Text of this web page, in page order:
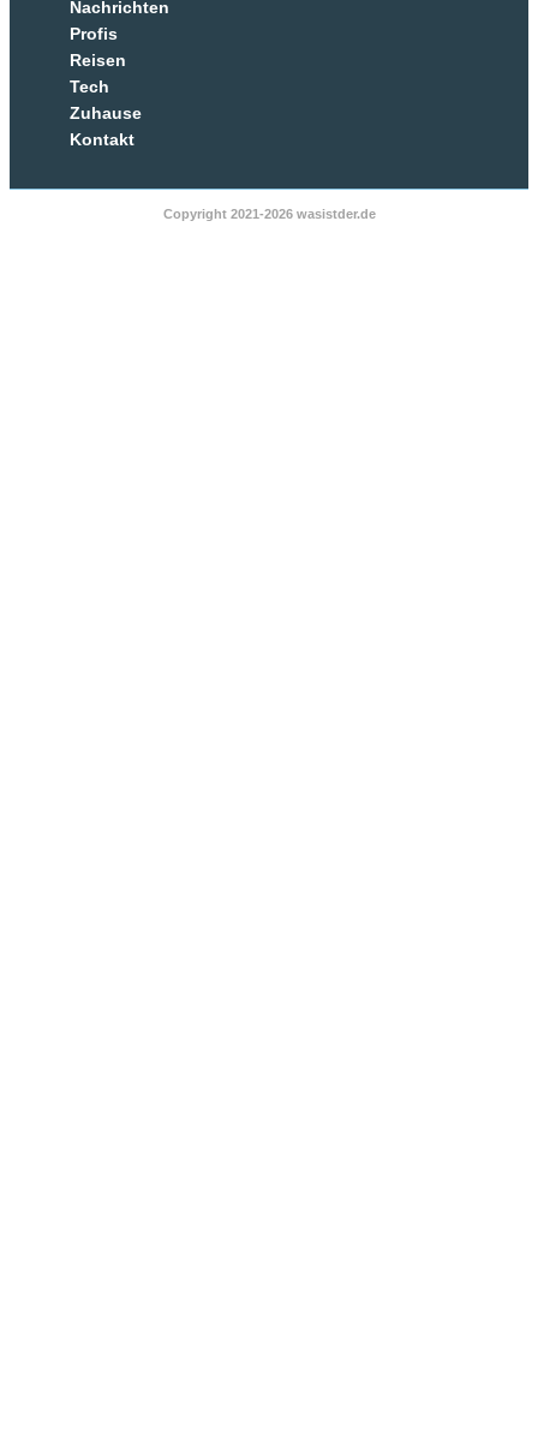
Nachrichten
Profis
Reisen
Tech
Zuhause
Kontakt
Copyright 2021-2026 wasistder.de